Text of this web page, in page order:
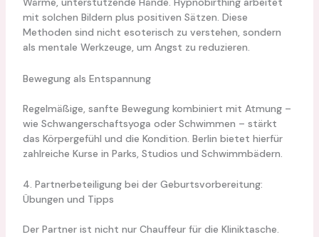
mit solchen Bildern plus positiven Sätzen. Diese
Methoden sind nicht esoterisch zu verstehen, sondern
als mentale Werkzeuge, um Angst zu reduzieren.
Bewegung als Entspannung
Regelmäßige, sanfte Bewegung kombiniert mit Atmung –
wie Schwangerschaftsyoga oder Schwimmen – stärkt
das Körpergefühl und die Kondition. Berlin bietet hierfür
zahlreiche Kurse in Parks, Studios und Schwimmbädern.
4. Partnerbeteiligung bei der Geburtsvorbereitung:
Übungen und Tipps
Der Partner ist nicht nur Chauffeur für die Kliniktasche.